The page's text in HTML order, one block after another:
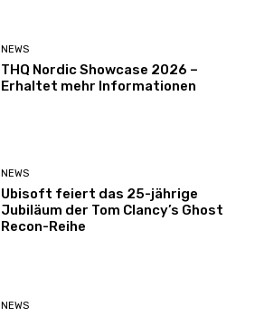
NEWS
THQ Nordic Showcase 2026 –
Erhaltet mehr Informationen
NEWS
Ubisoft feiert das 25-jährige
Jubiläum der Tom Clancy’s Ghost
Recon-Reihe
NEWS